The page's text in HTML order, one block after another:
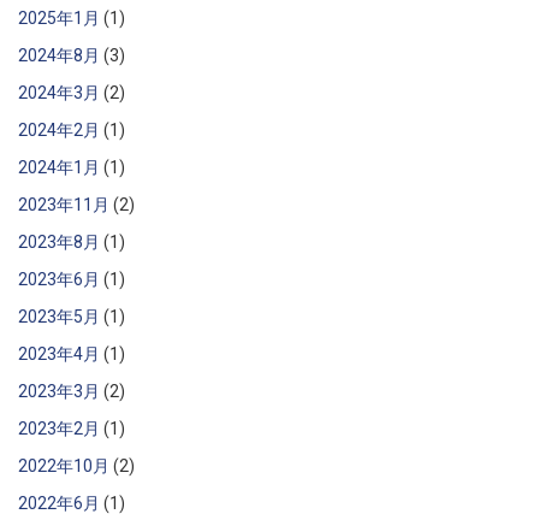
2025年1月 (1)
2024年8月 (3)
2024年3月 (2)
2024年2月 (1)
2024年1月 (1)
2023年11月 (2)
2023年8月 (1)
2023年6月 (1)
2023年5月 (1)
2023年4月 (1)
2023年3月 (2)
2023年2月 (1)
2022年10月 (2)
2022年6月 (1)